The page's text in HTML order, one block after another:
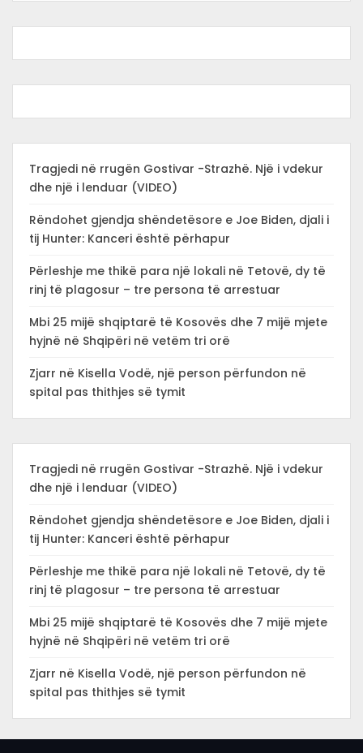
Tragjedi në rrugën Gostivar -Strazhë. Një i vdekur
dhe një i lenduar (VIDEO)
Rëndohet gjendja shëndetësore e Joe Biden, djali i
tij Hunter: Kanceri është përhapur
Përleshje me thikë para një lokali në Tetovë, dy të
rinj të plagosur – tre persona të arrestuar
Mbi 25 mijë shqiptarë të Kosovës dhe 7 mijë mjete
hyjnë në Shqipëri në vetëm tri orë
Zjarr në Kisella Vodë, një person përfundon në
spital pas thithjes së tymit
Tragjedi në rrugën Gostivar -Strazhë. Një i vdekur
dhe një i lenduar (VIDEO)
Rëndohet gjendja shëndetësore e Joe Biden, djali i
tij Hunter: Kanceri është përhapur
Përleshje me thikë para një lokali në Tetovë, dy të
rinj të plagosur – tre persona të arrestuar
Mbi 25 mijë shqiptarë të Kosovës dhe 7 mijë mjete
hyjnë në Shqipëri në vetëm tri orë
Zjarr në Kisella Vodë, një person përfundon në
spital pas thithjes së tymit